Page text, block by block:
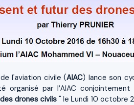
l'aviation civile (AIAC) lance son
organisé par l’AIAC
drones civils " le Lundi 10 octobre